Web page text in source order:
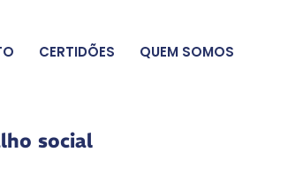
CERTIDÕES QUEM SOMOS
social